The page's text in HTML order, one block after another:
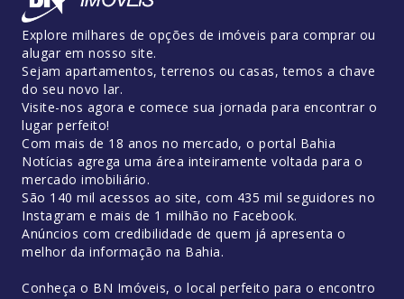
Explore milhares de opções de imóveis para comprar ou
alugar em nosso site.
Sejam apartamentos, terrenos ou casas, temos a chave
do seu novo lar.
Visite-nos agora e comece sua jornada para encontrar o
lugar perfeito!
Com mais de 18 anos no mercado, o portal Bahia
Notícias agrega uma área inteiramente voltada para o
mercado imobiliário.
São 140 mil acessos ao site, com 435 mil seguidores no
Instagram e mais de 1 milhão no Facebook.
Anúncios com credibilidade de quem já apresenta o
melhor da informação na Bahia.
Conheça o BN Imóveis, o local perfeito para o encontro